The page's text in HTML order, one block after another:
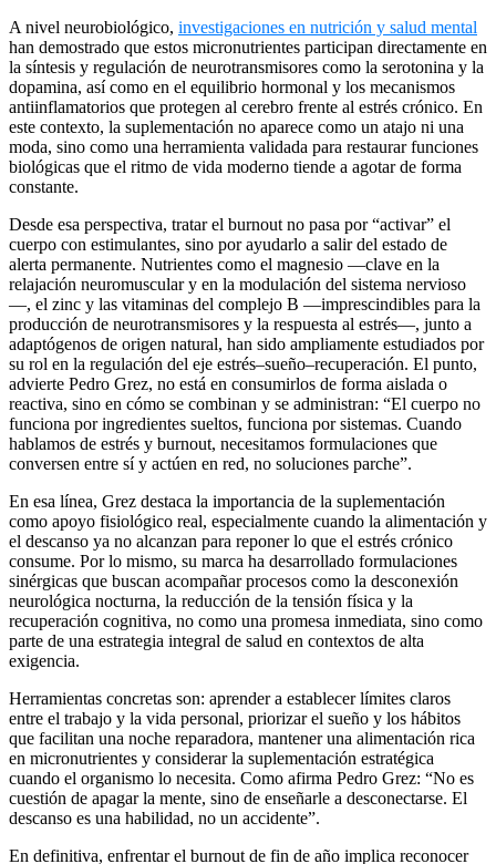
A nivel neurobiológico, investigaciones en nutrición y salud mental
han demostrado que estos micronutrientes participan directamente en
la síntesis y regulación de neurotransmisores como la serotonina y la
dopamina, así como en el equilibrio hormonal y los mecanismos
antiinflamatorios que protegen al cerebro frente al estrés crónico. En
este contexto, la suplementación no aparece como un atajo ni una
moda, sino como una herramienta validada para restaurar funciones
biológicas que el ritmo de vida moderno tiende a agotar de forma
constante.
Desde esa perspectiva, tratar el burnout no pasa por “activar” el
cuerpo con estimulantes, sino por ayudarlo a salir del estado de
alerta permanente. Nutrientes como el magnesio —clave en la
relajación neuromuscular y en la modulación del sistema nervioso
—, el zinc y las vitaminas del complejo B —imprescindibles para la
producción de neurotransmisores y la respuesta al estrés—, junto a
adaptógenos de origen natural, han sido ampliamente estudiados por
su rol en la regulación del eje estrés–sueño–recuperación. El punto,
advierte Pedro Grez, no está en consumirlos de forma aislada o
reactiva, sino en cómo se combinan y se administran: “El cuerpo no
funciona por ingredientes sueltos, funciona por sistemas. Cuando
hablamos de estrés y burnout, necesitamos formulaciones que
conversen entre sí y actúen en red, no soluciones parche”.
En esa línea, Grez destaca la importancia de la suplementación
como apoyo fisiológico real, especialmente cuando la alimentación y
el descanso ya no alcanzan para reponer lo que el estrés crónico
consume. Por lo mismo, su marca ha desarrollado formulaciones
sinérgicas que buscan acompañar procesos como la desconexión
neurológica nocturna, la reducción de la tensión física y la
recuperación cognitiva, no como una promesa inmediata, sino como
parte de una estrategia integral de salud en contextos de alta
exigencia.
Herramientas concretas son: aprender a establecer límites claros
entre el trabajo y la vida personal, priorizar el sueño y los hábitos
que facilitan una noche reparadora, mantener una alimentación rica
en micronutrientes y considerar la suplementación estratégica
cuando el organismo lo necesita. Como afirma Pedro Grez: “No es
cuestión de apagar la mente, sino de enseñarle a desconectarse. El
descanso es una habilidad, no un accidente”.
En definitiva, enfrentar el burnout de fin de año implica reconocer